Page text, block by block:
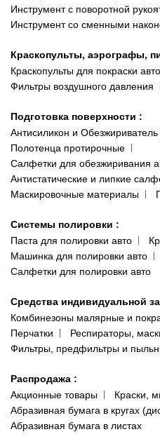
Инструмент с поворотной
Инструмент со сменными
Краскопульты, аэрографы,
Краскопульты для покраски авто
Фильтры воздушного давления
Подготовка поверхности :
Антисиликон и
Полотенца протирочные
Салфетки для обезжиривания
Антистатические и липкие
Маскировочные материалы
Системы полировки :
Паста для полировки авто
Машинка для полировки авто
Салфетки для полировки авто
Средства индивидуальной
Комбинезоны малярные и
Перчатки
Респираторы,
Фильтры, предфильтры и
Распродажа :
Акционные товары
Краски,
Абразивная бумага в кругах
Абразивная бумага в листах